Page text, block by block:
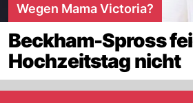
Wegen Mama Victoria?
Beckham-Spross
Hochzeitstag nicht